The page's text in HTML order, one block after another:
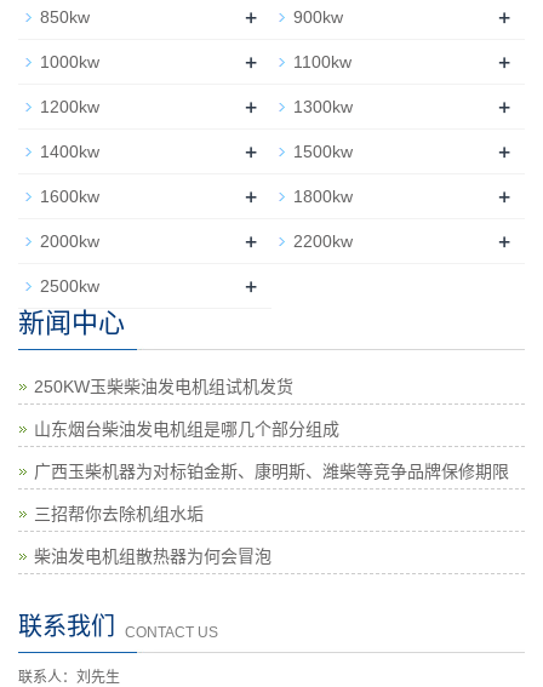
850kw + 900kw +
1000kw + 1100kw +
1200kw + 1300kw +
1400kw + 1500kw +
1600kw + 1800kw +
2000kw + 2200kw +
2500kw +
新闻中心
250KW玉柴柴油发电机组试机发货
山东烟台柴油发电机组是哪几个部分组成
广西玉柴机器为对标铂金斯、康明斯、潍柴等竞争品牌保修期限
三招帮你去除机组水垢
柴油发电机组散热器为何会冒泡
联系我们 CONTACT US
联系人：刘先生